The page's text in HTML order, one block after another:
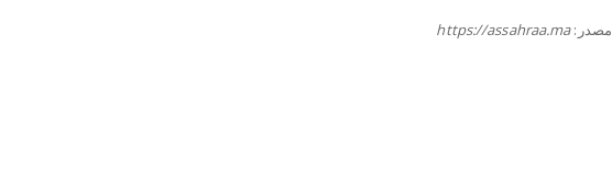
مصدر:https://assahraa.ma